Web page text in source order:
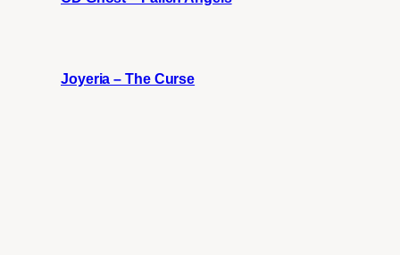
Joyeria – The Curse